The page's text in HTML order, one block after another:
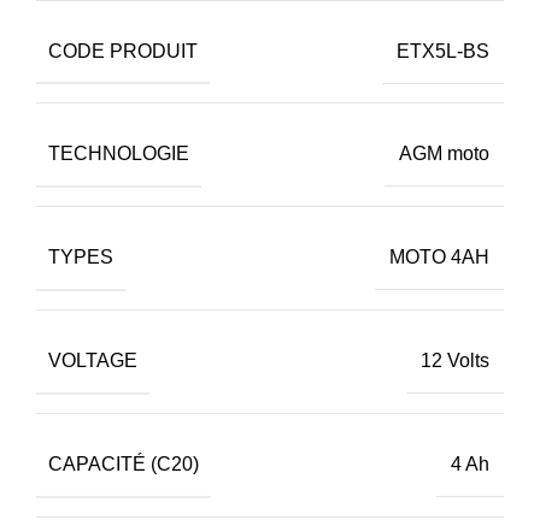
CODE PRODUIT ETX5L-BS
TECHNOLOGIE AGM moto
TYPES MOTO 4AH
VOLTAGE 12 Volts
CAPACITÉ (C20) 4 Ah